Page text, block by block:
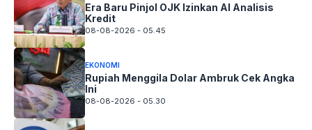
Era Baru Pinjol OJK Izinkan AI Analisis
Kredit
08-08-2026 - 05.45
EKONOMI
Rupiah Menggila Dolar Ambruk Cek Angka
Ini
08-08-2026 - 05.30